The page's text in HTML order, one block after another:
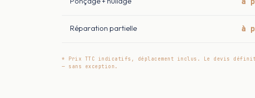
Réparation partielle à
* Prix TTC indicatifs, déplacement inclus. Le devis
— sans exception.